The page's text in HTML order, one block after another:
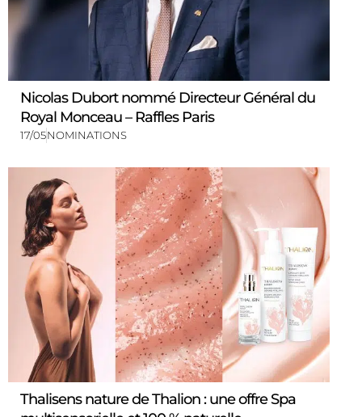
Nicolas Dubort nommé Directeur Général du
Royal Monceau – Raffles Paris
17/05NOMINATIONS
Thalisens nature de Thalion : une offre Spa